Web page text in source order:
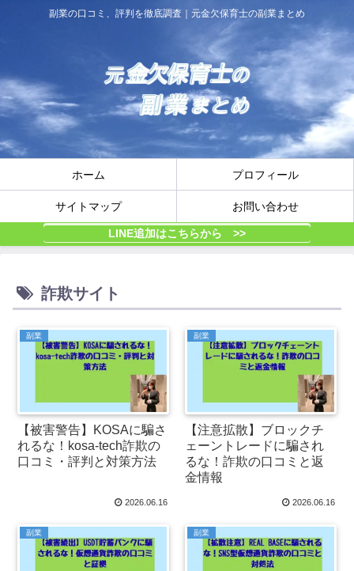
副業の口コミ、評判を徹底調査｜元金欠保育士の副業まとめ
ホーム プロフィール
サイトマップ お問い合わせ
LINE追加はこちらから >>
詐欺サイト
副業
【被害警告】KOSAに騙さ
れるな！kosa-tech詐欺の
口コミ・評判と対策方法
2026.06.16
副業
【注意拡散】ブロックチ
ェーントレードに騙され
るな！詐欺の口コミと返
金情報
2026.06.16
副業 副業